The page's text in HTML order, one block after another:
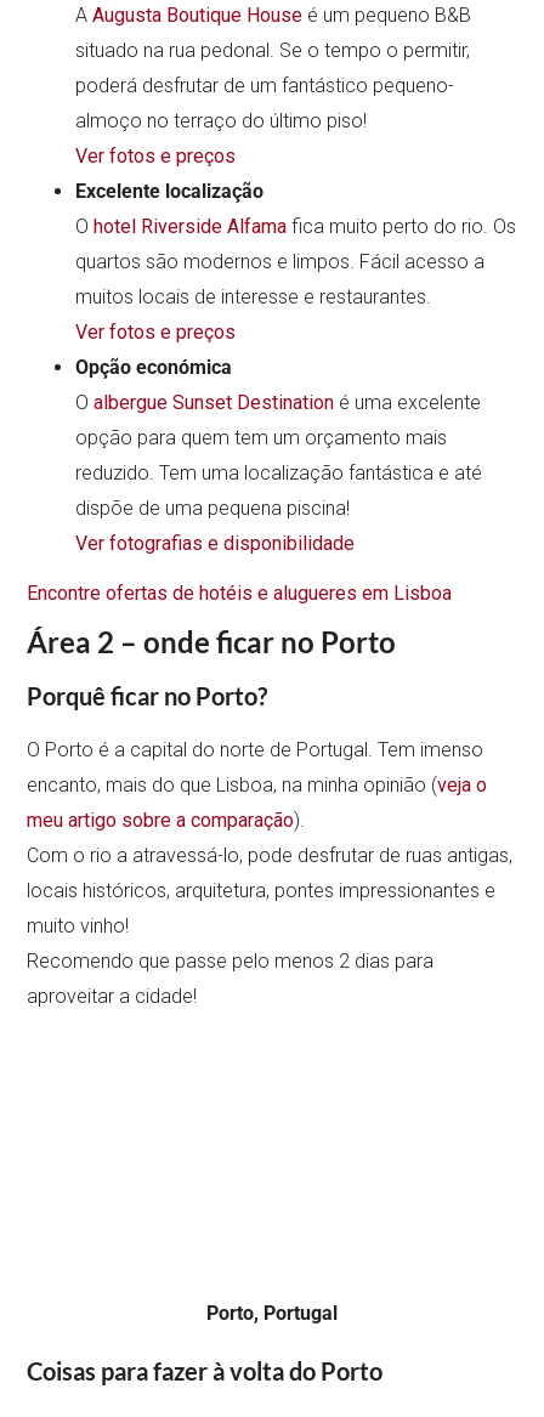
Estilo B&B
AAugusta Boutique House é um pequeno B&B
situado na rua pedonal. Se o tempo o permitir,
poderá desfrutar de um fantástico pequeno-
almoço no terraço do último piso!
Ver fotos e preços
Excelente localização
Ohotel Riverside Alfama fica muito perto do rio. Os
quartos são modernos e limpos. Fácil acesso a
muitos locais de interesse e restaurantes.
Ver fotos e preços
Opção económica
Oalbergue Sunset Destinationé uma excelente
opção para quem tem um orçamento mais
reduzido. Tem uma localização fantástica e até
dispõe de uma pequena piscina!
Encontre ofertas de hotéis e alugueres em Lisboa
O Porto é a capital do norte de Portugal. Tem imenso
encanto, mais do que Lisboa, na minha opinião (
meu artigo sobre a comparação ).
Com o rio a atravessá-lo, pode desfrutar de ruas antigas,
locais históricos, arquitetura, pontes impressionantes e
muito vinho!
Recomendo que passe pelo menos 2 dias para